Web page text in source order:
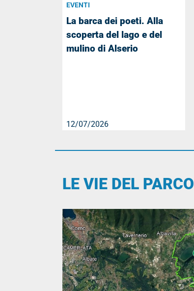
EVENTI
La barca dei poeti. Alla
scoperta del lago e del
mulino di Alserio
12/07/2026
LE VIE DEL PARCO